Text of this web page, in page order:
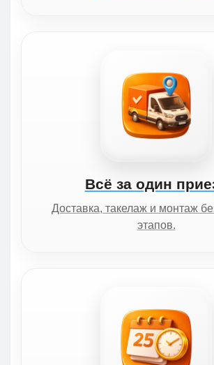
Всё за один
Доставка, такелаж и монтаж
этапов.